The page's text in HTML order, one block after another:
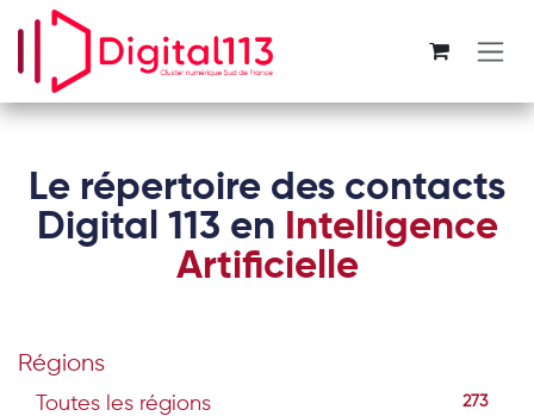
Se rendre au contenu
Le répertoire des contacts
Digital 113 en Intelligence
Artificielle
Régions
Toutes les régions 273